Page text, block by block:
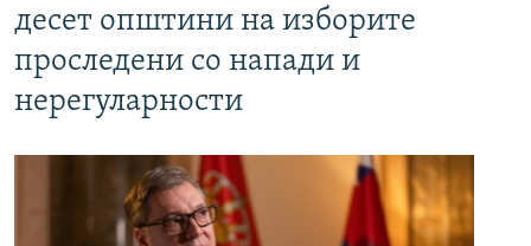
десет општини на изборите
проследени со напади и
нерегуларности